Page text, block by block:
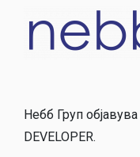
Небб Груп
DEVELOPER.